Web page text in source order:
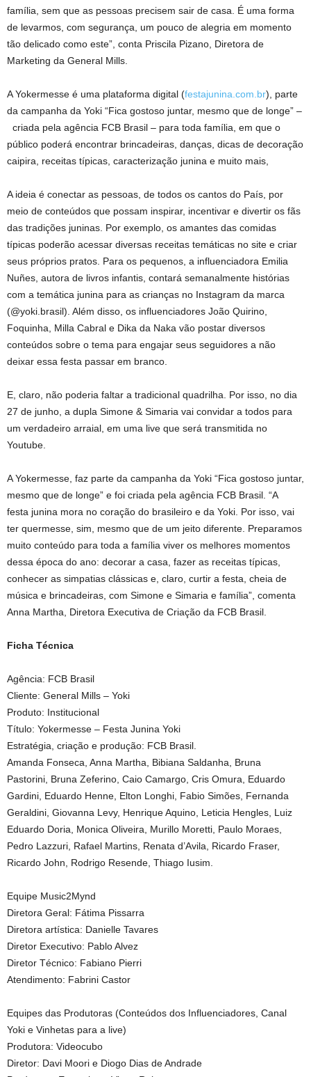
família, sem que as pessoas precisem sair de casa. É uma forma
de levarmos, com segurança, um pouco de alegria em momento
tão delicado como este”, conta Priscila Pizano, Diretora de
Marketing da General Mills.
A Yokermesse é uma plataforma digital (festajunina.com.br), parte
da campanha da Yoki “Fica gostoso juntar, mesmo que de longe” –
criada pela agência FCB Brasil – para toda família, em que o
público poderá encontrar brincadeiras, danças, dicas de decoração
caipira, receitas típicas, caracterização junina e muito mais,
A ideia é conectar as pessoas, de todos os cantos do País, por
meio de conteúdos que possam inspirar, incentivar e divertir os fãs
das tradições juninas. Por exemplo, os amantes das comidas
típicas poderão acessar diversas receitas temáticas no site e criar
seus próprios pratos. Para os pequenos, a influenciadora Emilia
Nuñes, autora de livros infantis, contará semanalmente histórias
com a temática junina para as crianças no Instagram da marca
(@yoki.brasil). Além disso, os influenciadores João Quirino,
Foquinha, Milla Cabral e Dika da Naka vão postar diversos
conteúdos sobre o tema para engajar seus seguidores a não
deixar essa festa passar em branco.
E, claro, não poderia faltar a tradicional quadrilha. Por isso, no dia
27 de junho, a dupla Simone & Simaria vai convidar a todos para
um verdadeiro arraial, em uma live que será transmitida no
Youtube.
A Yokermesse, faz parte da campanha da Yoki “Fica gostoso juntar,
mesmo que de longe” e foi criada pela agência FCB Brasil. “A
festa junina mora no coração do brasileiro e da Yoki. Por isso, vai
ter quermesse, sim, mesmo que de um jeito diferente. Preparamos
muito conteúdo para toda a família viver os melhores momentos
dessa época do ano: decorar a casa, fazer as receitas típicas,
conhecer as simpatias clássicas e, claro, curtir a festa, cheia de
música e brincadeiras, com Simone e Simaria e família”, comenta
Anna Martha, Diretora Executiva de Criação da FCB Brasil.
Ficha Técnica
Agência: FCB Brasil
Cliente: General Mills – Yoki
Produto: Institucional
Título: Yokermesse – Festa Junina Yoki
Estratégia, criação e produção: FCB Brasil.
Amanda Fonseca, Anna Martha, Bibiana Saldanha, Bruna
Pastorini, Bruna Zeferino, Caio Camargo, Cris Omura, Eduardo
Gardini, Eduardo Henne, Elton Longhi, Fabio Simões, Fernanda
Geraldini, Giovanna Levy, Henrique Aquino, Leticia Hengles, Luiz
Eduardo Doria, Monica Oliveira, Murillo Moretti, Paulo Moraes,
Pedro Lazzuri, Rafael Martins, Renata d’Avila, Ricardo Fraser,
Ricardo John, Rodrigo Resende, Thiago Iusim.
Equipe Music2Mynd
Diretora Geral: Fátima Pissarra
Diretora artística: Danielle Tavares
Diretor Executivo: Pablo Alvez
Diretor Técnico: Fabiano Pierri
Atendimento: Fabrini Castor
Equipes das Produtoras (Conteúdos dos Influenciadores, Canal
Yoki e Vinhetas para a live)
Produtora: Videocubo
Diretor: Davi Moori e Diogo Dias de Andrade